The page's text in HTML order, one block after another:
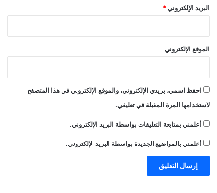
البريد الإلكتروني *
الموقع الإلكتروني
احفظ اسمي، بريدي الإلكتروني، والموقع الإلكتروني في هذا المتصفح
لاستخدامها المرة المقبلة في تعليقي.
أعلمني بمتابعة التعليقات بواسطة البريد الإلكتروني.
أعلمني بالمواضيع الجديدة بواسطة البريد الإلكتروني.